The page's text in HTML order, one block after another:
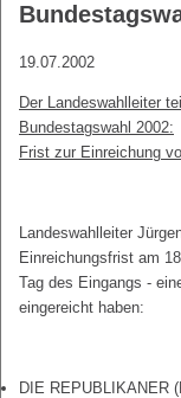
19.07.2002
Der Landeswahlleiter
Bundestagswahl 2002:
Frist zur Einreichung
Landeswahlleiter
Einreichungsfrist am
Tag des Eingangs -
eingereicht haben:
DIE REPUBLIKANER